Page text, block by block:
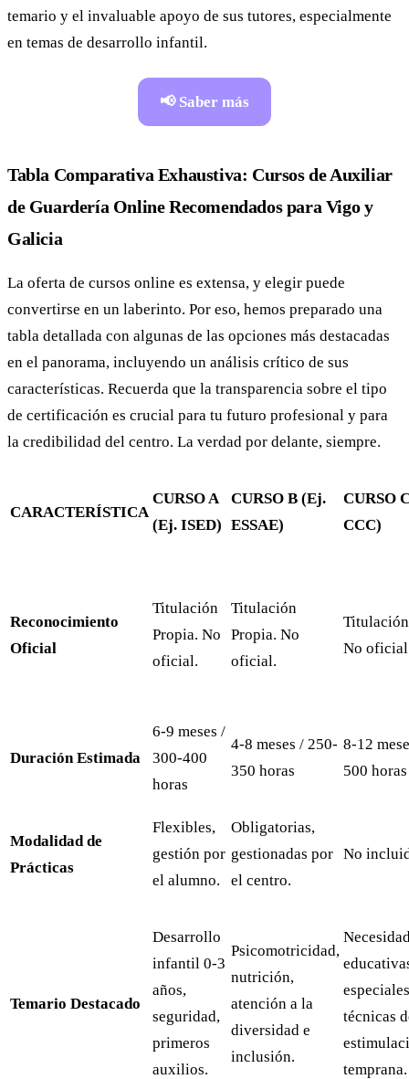
temario y el invaluable apoyo de sus tutores, especialmente
en temas de desarrollo infantil.
📢 Saber más
Tabla Comparativa Exhaustiva: Cursos de Auxiliar
de Guardería Online Recomendados para Vigo y
Galicia
La oferta de cursos online es extensa, y elegir puede
convertirse en un laberinto. Por eso, hemos preparado una
tabla detallada con algunas de las opciones más destacadas
en el panorama, incluyendo un análisis crítico de sus
características. Recuerda que la transparencia sobre el tipo
de certificación es crucial para tu futuro profesional y para
la credibilidad del centro. La verdad por delante, siempre.
CARACTERÍSTICA
CURSO A
(Ej. ISED)
CURSO B (Ej.
ESSAE)
CURSO
CCC)
Reconocimiento
Oficial
Titulación
Propia. No
oficial.
Titulación
Propia. No
oficial.
No
Duración Estimada
6-9 meses /
300-400
horas
4-8 meses / 250-
350 horas
8-12
500 horas
Modalidad de
Prácticas
Flexibles,
gestión por
el alumno.
Obligatorias,
gestionadas por
el centro.
No
Temario Destacado
Desarrollo
infantil 0-3
años,
seguridad,
primeros
auxilios.
Psicomotricidad,
nutrición,
atención a la
diversidad e
inclusión.
técnicas
temprana.